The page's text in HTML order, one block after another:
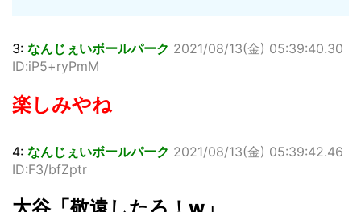
3: なんじぇいボールパーク 2021/08/13(金) 05:39:40.30
ID:iP5+ryPmM
楽しみやね
4: なんじぇいボールパーク 2021/08/13(金) 05:39:42.46
ID:F3/bfZptr
大谷「敬遠したろ！w」